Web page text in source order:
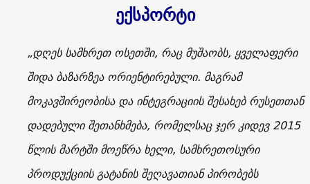
ექსპორტი
„დღეს სამხრეთ ოსეთში, რაც მუშაობს, ყველაფერი
შიდა ბაზარზეა ორიენტირებული. მაგრამ
მოკავშირეობისა და ინტეგრაციის შესახებ რუსეთთან
დადებული შეთანხმება, რომელსაც ჯერ კიდევ 2015
წლის მარტში მოეწრა ხელი, სამხრეთოსური
პროდუქციის გატანის შეღავათიან პირობებს